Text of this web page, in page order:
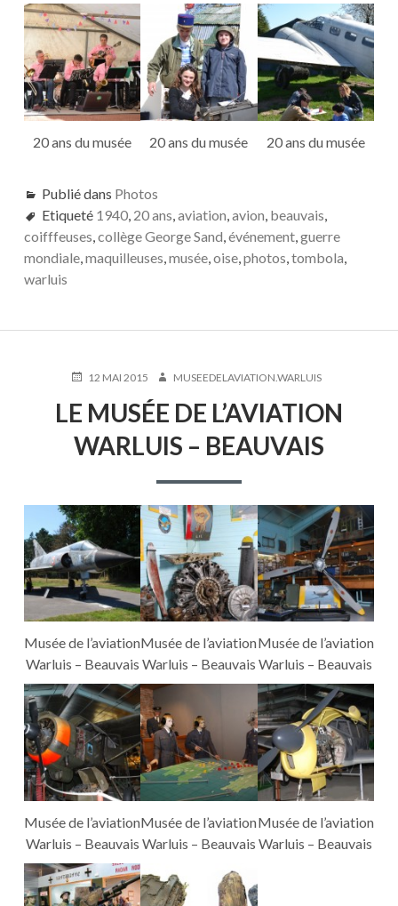
20 ans du musée 20 ans du musée 20 ans du musée
Publié dans Photos
Etiqueté 1940, 20 ans aviation avion beauvais
coifffeuses collège George Sand événement, guerre
mondiale, maquilleuses musée, oise, photos tombola
warluis
PUBLIÉ12 MAI 2015 AUTEUR
MUSEEDELAVIATION.WARLUIS
LE MUSÉE DE L’AVIATION
WARLUIS – BEAUVAIS
Musée de l’aviation
Warluis – Beauvais
Musée de l’aviation
Warluis – Beauvais
Musée de l’aviation
Warluis – Beauvais
Musée de l’aviation
Warluis – Beauvais
Musée de l’aviation
Warluis – Beauvais
Musée de l’aviation
Warluis – Beauvais